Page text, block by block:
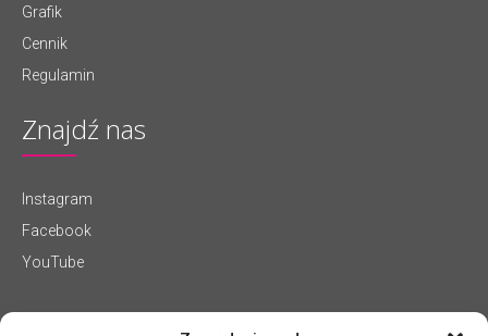
Grafik
Cennik
Regulamin
Znajdź nas
Instagram
Facebook
YouTube